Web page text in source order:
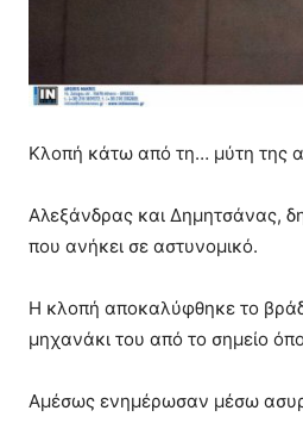
Κλοπή κάτω από τη… μύτη της
Αλεξάνδρας και Δημητσάνας,
που ανήκει σε αστυνομικό.
Η κλοπή αποκαλύφθηκε το
μηχανάκι του από το σημείο
Αμέσως ενημέρωσαν μέσω